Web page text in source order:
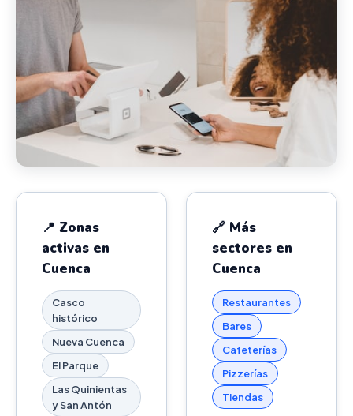
📍 Zonas
activas en
Cuenca
Casco
histórico
Nueva Cuenca
El Parque
Las Quinientas
y San Antón
🔗 Más
sectores en
Cuenca
Restaurantes
Bares
Cafeterías
Pizzerías
Tiendas